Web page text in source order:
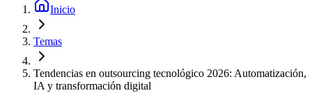
Inicio
Temas
Tendencias en outsourcing tecnológico 2026: Automatización,
IA y transformación digital